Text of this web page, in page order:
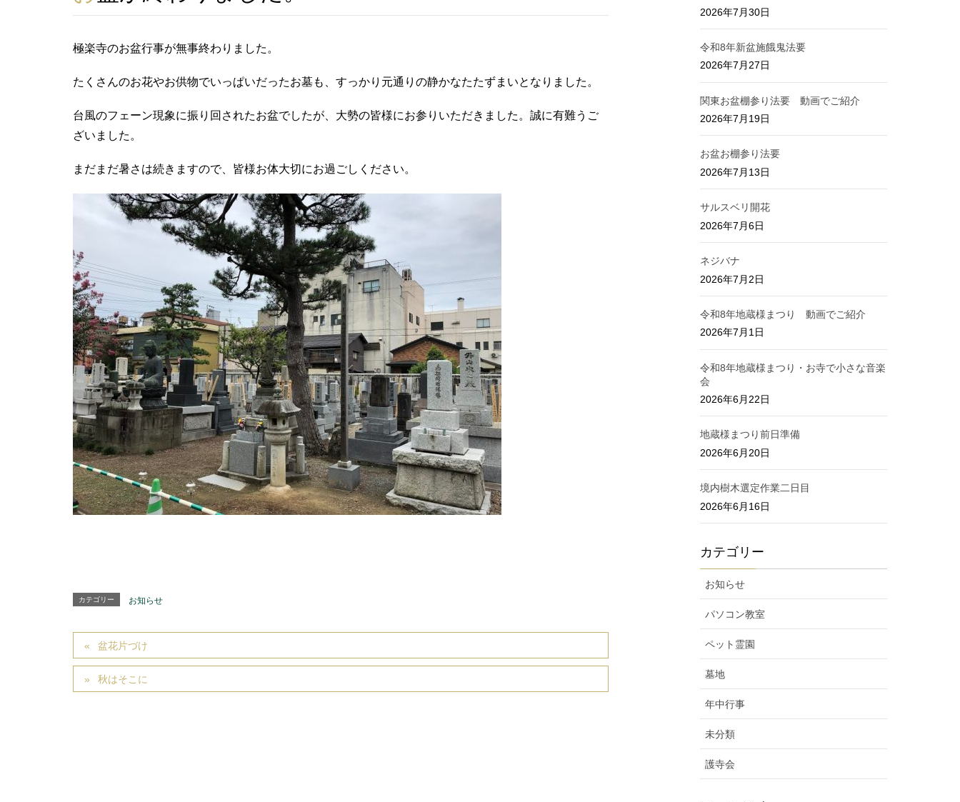
極楽寺のお盆行事が無事終わりました。
たくさんのお花やお供物でいっぱいだったお墓も、すっかり元通りの静かなたたずまいとなりました。
台風のフェーン現象に振り回されたお盆でしたが、大勢の皆様にお参りいただきました。誠に有難うご
ざいました。
まだまだ暑さは続きますので、皆様お体大切にお過ごしください。
カテゴリー お知らせ
盆花片づけ
秋はそこに
2026年7月30日
令和8年新盆施餓鬼法要
2026年7月27日
関東お盆棚参り法要 動画でご紹介
2026年7月19日
お盆お棚参り法要
2026年7月13日
サルスベリ開花
2026年7月6日
ネジバナ
2026年7月2日
令和8年地蔵様まつり 動画でご紹介
2026年7月1日
令和8年地蔵様まつり・お寺で小さな音楽
会
2026年6月22日
地蔵様まつり前日準備
2026年6月20日
境内樹木選定作業二日目
2026年6月16日
カテゴリー
お知らせ
パソコン教室
ペット霊園
墓地
年中行事
未分類
護寺会